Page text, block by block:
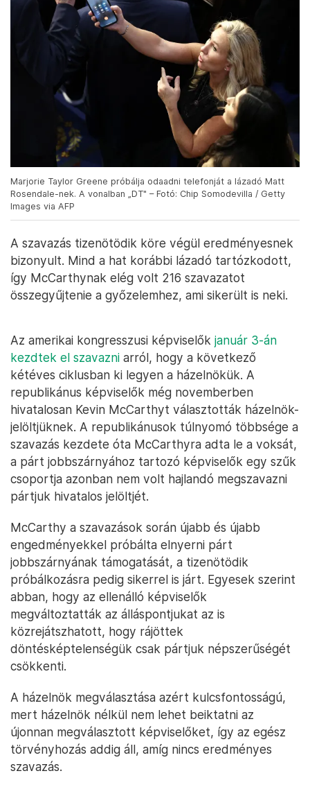
Marjorie Taylor Greene próbálja odaadni telefonját a lázadó Matt
Rosendale-nek. A vonalban „DT" – Fotó: Chip Somodevilla / Getty
Images via AFP
A szavazás tizenötödik köre végül eredményesnek
bizonyult. Mind a hat korábbi lázadó tartózkodott,
így McCarthynak elég volt 216 szavazatot
összegyűjtenie a győzelemhez, ami sikerült is neki.
Az amerikai kongresszusi képviselők január 3-án
kezdtek el szavazni arról, hogy a következő
kétéves ciklusban ki legyen a házelnökük. A
republikánus képviselők még novemberben
hivatalosan Kevin McCarthyt választották házelnök-
jelöltjüknek. A republikánusok túlnyomó többsége a
szavazás kezdete óta McCarthyra adta le a voksát,
a párt jobbszárnyához tartozó képviselők egy szűk
csoportja azonban nem volt hajlandó megszavazni
pártjuk hivatalos jelöltjét.
McCarthy a szavazások során újabb és újabb
engedményekkel próbálta elnyerni párt
jobbszárnyának támogatását, a tizenötödik
próbálkozásra pedig sikerrel is járt. Egyesek szerint
abban, hogy az ellenálló képviselők
megváltoztatták az álláspontjukat az is
közrejátszhatott, hogy rájöttek
döntésképtelenségük csak pártjuk népszerűségét
csökkenti.
A házelnök megválasztása azért kulcsfontosságú,
mert házelnök nélkül nem lehet beiktatni az
újonnan megválasztott képviselőket, így az egész
törvényhozás addig áll, amíg nincs eredményes
szavazás.